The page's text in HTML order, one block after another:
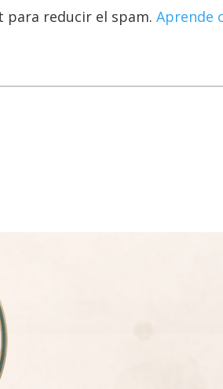
para reducir el spam.Aprende